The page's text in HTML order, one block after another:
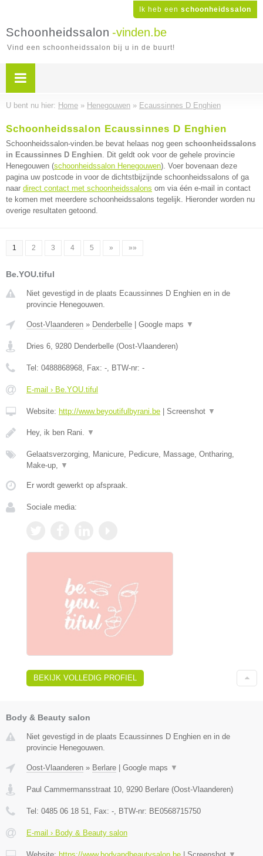
Ik heb een schoonheidssalon
Schoonheidssalon -vinden.be
Vind een schoonheidssalon bij u in de buurt!
U bent nu hier: Home » Henegouwen » Ecaussinnes D Enghien
Schoonheidssalon Ecaussinnes D Enghien
Schoonheidssalon-vinden.be bevat helaas nog geen schoonheidssalons
in Ecaussinnes D Enghien. Dit geldt ook voor de gehele provincie
Henegouwen (schoonheidssalon Henegouwen). Voer bovenaan deze
pagina uw postcode in voor de dichtstbijzijnde schoonheidssalons of ga
naar direct contact met schoonheidssalons om via één e-mail in contact
te komen met meerdere schoonheidssalons tegelijk. Hieronder worden nu
overige resultaten getoond.
1 2 3 4 5 » »»
Be.YOU.tiful
Niet gevestigd in de plaats Ecaussinnes D Enghien en in de
provincie Henegouwen.
Oost-Vlaanderen » Denderbelle Google maps ▼
Dries 6, 9280 Denderbelle (Oost-Vlaanderen)
Tel: 0488868968, Fax: -, BTW-nr: -
E-mail › Be.YOU.tiful
Website: http://www.beyoutifulbyrani.be Screenshot ▼
Hey, ik ben Rani. ▼
Gelaatsverzorging, Manicure, Pedicure, Massage, Ontharing,
Make-up, ▼
Er wordt gewerkt op afspraak.
Sociale media:
BEKIJK VOLLEDIG PROFIEL
Body & Beauty salon
Niet gevestigd in de plaats Ecaussinnes D Enghien en in de
provincie Henegouwen.
Oost-Vlaanderen » Berlare | Google maps ▼
Paul Cammermansstraat 10 9290 Berlare (Oost-Vlaanderen)
Tel: 0485 06 18 51 , Fax: - , BTW-nr: BE0568715750
E-mail › Body & Beauty salon